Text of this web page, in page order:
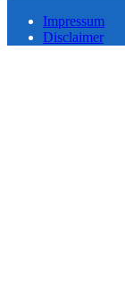
Impressum
Disclaimer